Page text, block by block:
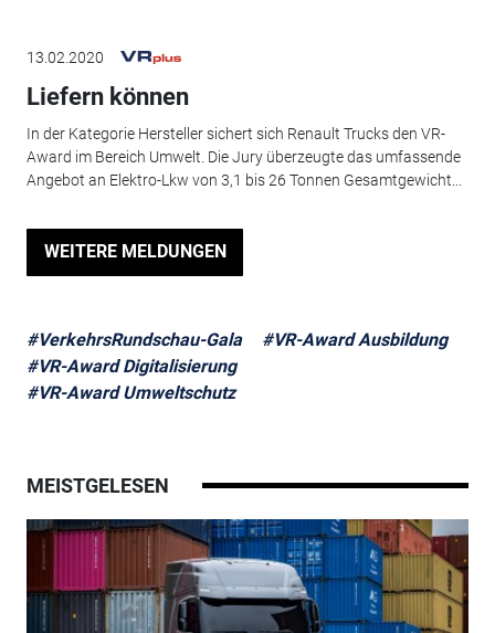
13.02.2020
Liefern können
In der Kategorie Hersteller sichert sich Renault Trucks den VR-
Award im Bereich Umwelt. Die Jury überzeugte das umfassende
Angebot an Elektro-Lkw von 3,1 bis 26 Tonnen Gesamtgewicht...
WEITERE MELDUNGEN
#VerkehrsRundschau-Gala
#VR-Award Ausbildung
#VR-Award Digitalisierung
#VR-Award Umweltschutz
MEISTGELESEN